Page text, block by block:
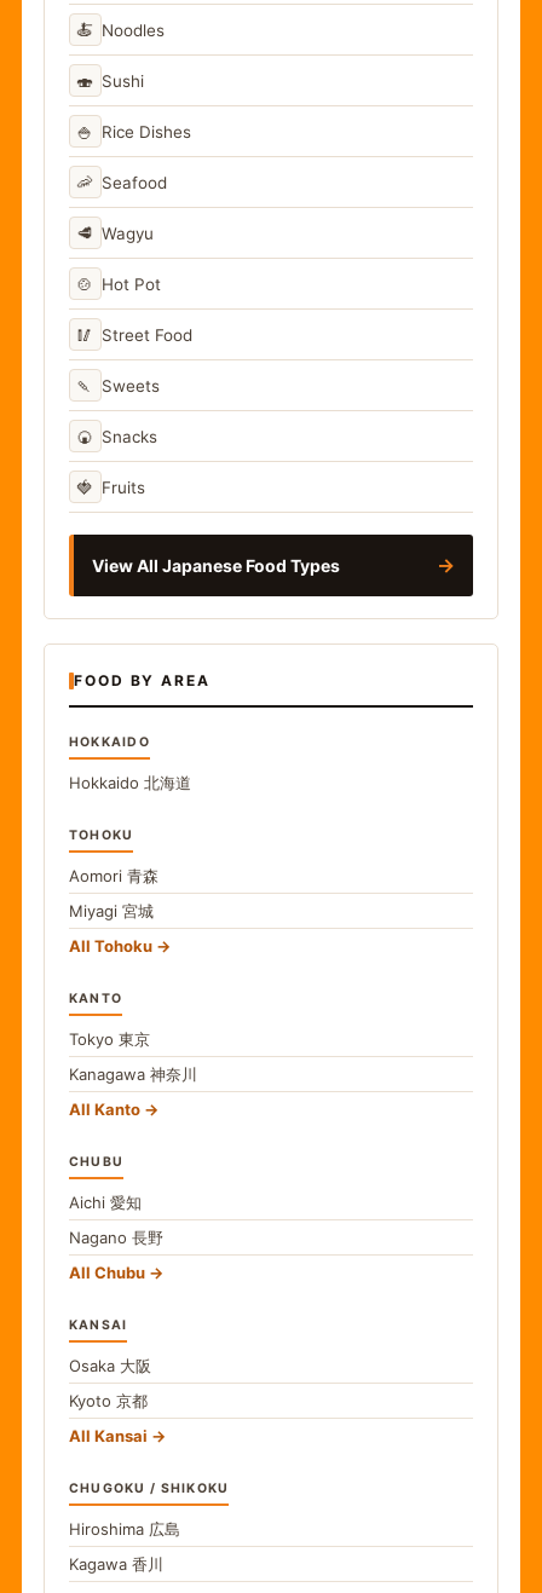
🍝 Noodles
🍣 Sushi
🍚 Rice Dishes
🦐 Seafood
🥩 Wagyu
🍲 Hot Pot
🥢 Street Food
🍡 Sweets
🍘 Snacks
🍓 Fruits
View All Japanese Food Types →
FOOD BY AREA
HOKKAIDO
Hokkaido 北海道
TOHOKU
Aomori 青森
Miyagi 宮城
All Tohoku
KANTO
Tokyo 東京
Kanagawa 神奈川
All Kanto
CHUBU
Aichi 愛知
Nagano 長野
All Chubu
KANSAI
Osaka 大阪
Kyoto 京都
All Kansai
CHUGOKU / SHIKOKU
Hiroshima 広島
Kagawa 香川